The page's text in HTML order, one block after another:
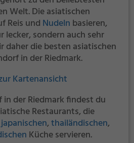
Welt. Die asiatischen
Reis und Nudeln basieren,
lecker, sondern auch sehr
daher die besten asiatischen
in der Riedmark.
Kartenansicht
der Riedmark findest du
Restaurants, die
japanischen,thailändischen,
Küche servieren.